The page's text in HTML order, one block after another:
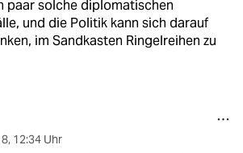
paar solche diplomatischen
und die Politik kann sich darauf
im Sandkasten Ringelreihen zu
, 12:34 Uhr